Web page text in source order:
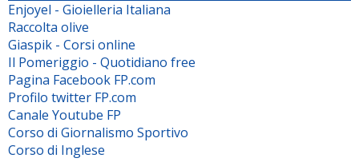
Enjoyel - Gioielleria Italiana
Raccolta olive
Giaspik - Corsi online
Il Pomeriggio - Quotidiano free
Pagina Facebook FP.com
Profilo twitter FP.com
Canale Youtube FP
Corso di Giornalismo Sportivo
Corso di Inglese